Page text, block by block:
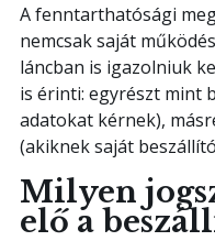
A fenntarthatósági
nemcsak saját
láncban is igazolniuk
is érinti: egyrészt mint
adatokat kérnek),
(akiknek saját
Milyen
elő a